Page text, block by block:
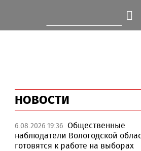
НОВОСТИ
6.08.2026 19:36 Общественные
наблюдатели Вологодской
готовятся к работе на выборах